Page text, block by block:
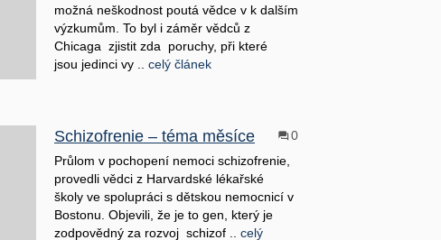
možná neškodnost poutá vědce v k dalším
výzkumům. To byl i záměr vědců z
Chicaga zjistit zda poruchy, při které
jsou jedinci vy .. celý článek
Schizofrenie – téma měsíce
0
Průlom v pochopení nemoci schizofrenie,
provedli vědci z Harvardské lékařské
školy ve spolupráci s dětskou nemocnicí v
Bostonu. Objevili, že je to gen, který je
zodpovědný za rozvoj schizof .. celý